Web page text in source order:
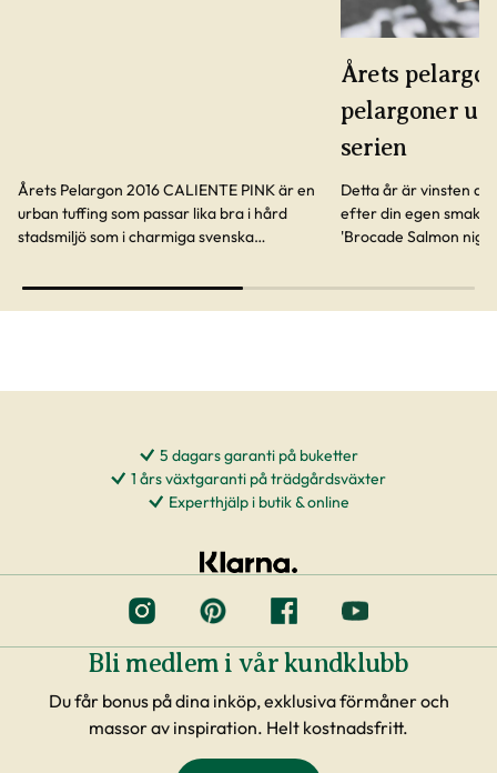
Årets Pelargon 2016 CALIENTE PINK är en
urban tuffing som passar lika bra i hård
stadsmiljö som i charmiga svenska
Årets
pelargoner ur
serien
Detta år är vinsten
efter din egen smak -
'Brocade Salmon
5 dagars garanti på buketter
1 års växtgaranti på trädgårdsväxter
Experthjälp i butik & online
Bli medlem i vår kundklubb
Du får bonus på dina inköp, exklusiva förmåner och
massor av inspiration. Helt kostnadsfritt.